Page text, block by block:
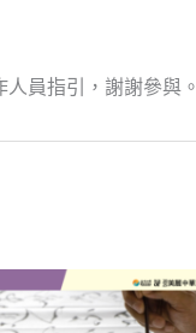
員指引，謝謝參與。